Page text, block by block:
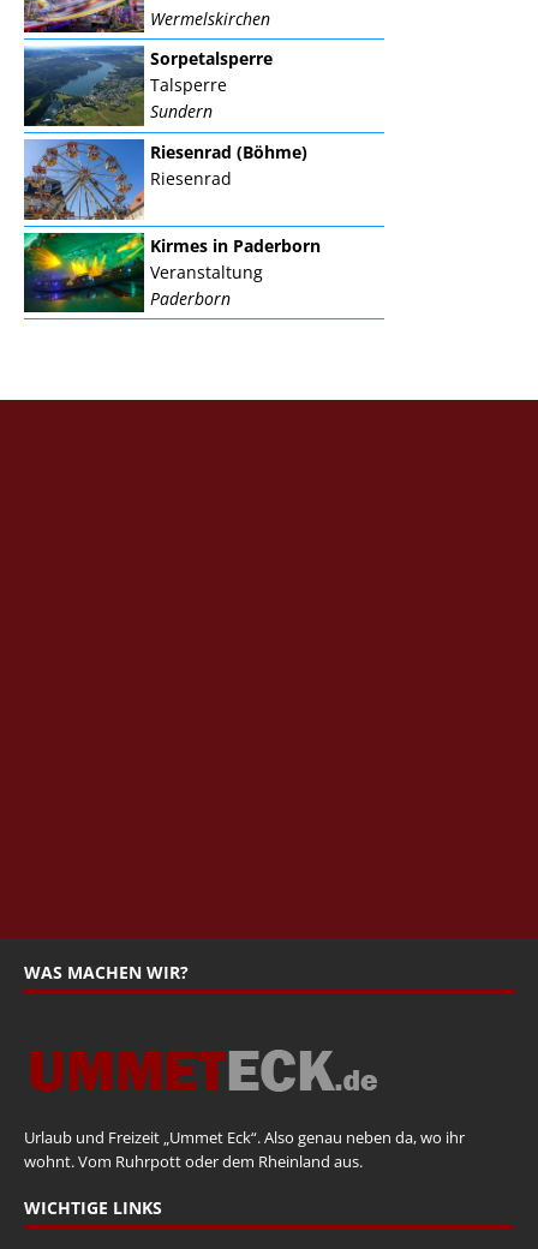
Wermelskirchen
Sorpetalsperre
Talsperre
Sundern
Riesenrad (Böhme)
Riesenrad
Kirmes in Paderborn
Veranstaltung
Paderborn
WAS MACHEN WIR?
Urlaub und Freizeit „Ummet Eck“. Also genau neben da, wo ihr
wohnt. Vom Ruhrpott oder dem Rheinland aus.
WICHTIGE LINKS